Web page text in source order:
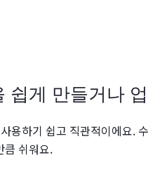
쉽게 만들거나
용하기 쉽고 직관적이에요.
큼 쉬워요.